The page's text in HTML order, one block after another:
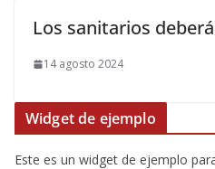
Los sanitarios
14 agosto 2024
Widget de ejemplo
Este es un widget de ejemplo